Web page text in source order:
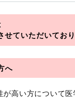
ていいます。
アンス
ンティア
ていただいており
へ
高い方について